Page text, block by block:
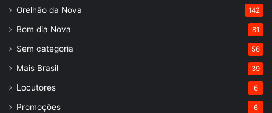
Orelhão da Nova 142
Bom dia Nova 81
Sem categoria 56
Mais Brasil 39
Locutores 6
Promoções 6